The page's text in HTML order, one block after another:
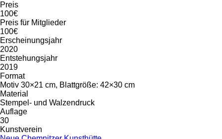
Preis
100€
Preis für Mitglieder
100€
Erscheinungsjahr
2020
Entstehungsjahr
2019
Format
Motiv 30×21 cm, Blattgröße: 42×30 cm
Material
Stempel- und Walzendruck
Auflage
30
Kunstverein